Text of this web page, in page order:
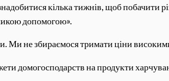
кілька тижнів, щоб побачити
допомогою».
Ми не збираємося тримати ціни
домогосподарств на продукти